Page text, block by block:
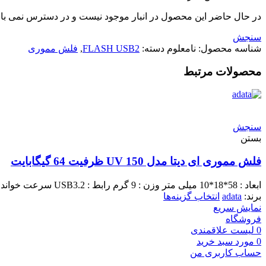
در حال حاضر این محصول در انبار موجود نیست و در دسترس نمی
سنجش
شناسه محصول: نامعلوم دسته: FLASH USB2
, فلش مموری
محصولات مرتبط
سنجش
بستن
فلش مموری ای دیتا مدل UV 150 ظرفیت 64 گیگابایت
ابعاد : 58*18*10 میلی متر وزن : 9 گرم رابط : USB3.2 سرعت خواندن و نوشتن : به ترتیب 90 و 40 مگابایت بر ثانیه
برند: adata انتخاب گزینه‌ها
نمایش سریع
فروشگاه
0 لیست علاقمندی
0 مورد سبد خرید
حساب کاربری من